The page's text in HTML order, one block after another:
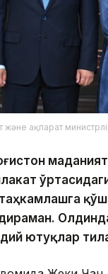
ақпарат
ютуқлар